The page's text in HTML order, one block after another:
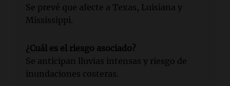
Se prevé que afecte a Texas, Luisiana y
Mississippi.
¿Cuál es el riesgo asociado?
Se anticipan lluvias intensas y riesgo de
inundaciones costeras.